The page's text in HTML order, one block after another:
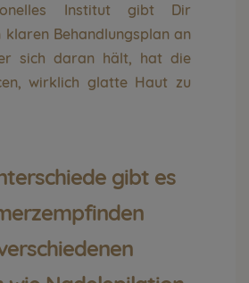
Institut gibt Dir
klaren Behandlungsplan an
sich daran hält, hat die
wirklich glatte Haut zu
gibt es